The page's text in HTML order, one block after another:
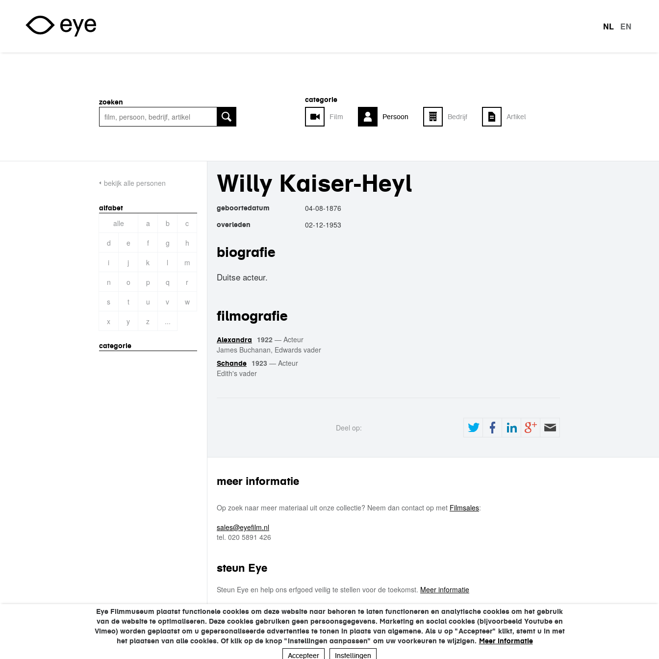
Eye Filmmuseum plaatst functionele cookies om deze website naar behoren te laten functioneren en analytische cookies om het gebruik
van de website te optimaliseren. Deze cookies gebruiken geen persoonsgegevens. Marketing en social cookies (bijvoorbeeld Youtube en
Vimeo) worden geplaatst om u gepersonaliseerde advertenties te tonen in plaats van algemene. Als u op "Accepteer" klikt, stemt u in met
het plaatsen van alle cookies. Of klik op de knop "Instellingen aanpassen" om uw voorkeuren te wijzigen. Meer informatie
Accepteer
Instellingen
NL EN
categorie
Film
Persoon Bedrijf Artikel
zoeken
bekijk alle personen
alfabet
alle a b
c
d
e f g
h
i
j k l
m
n
o p q
r
s
t u v
w
x
y z ...
categorie
Willy Kaiser-Heyl
geboortedatum 04-08-1876
overleden 02-12-1953
biografie
Duitse acteur.
filmografie
Alexandra 1922 — Acteur
James Buchanan, Edwards vader
Schande 1923 — Acteur
Edith's vader
Deel op:
meer informatie
Op zoek naar meer materiaal uit onze collectie? Neem dan contact op met Filmsales:
sales@eyefilm.nl
tel. 020 5891 426
steun Eye
Steun Eye en help ons erfgoed veilig te stellen voor de toekomst. Meer informatie